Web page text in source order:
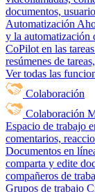
documentos,
Automatización
y la automatización
CoPilot en las tareas
resúmenes de
Ver todas las
Colaboración
Colaboración
Espacio de trabajo
comentarios,
Documentos en
comparta y edite
compañeros de
Grupos de trabajo